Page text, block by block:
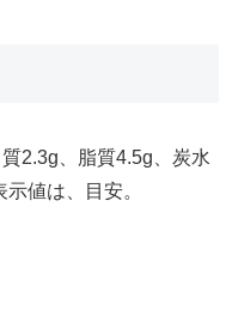
2.3g、脂質4.5g、炭水
値は、目安。